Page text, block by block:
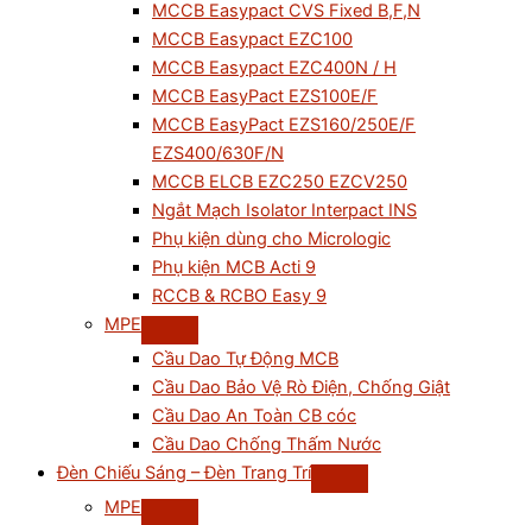
MCCB Easypact CVS Fixed B,F,N
MCCB Easypact EZC100
MCCB Easypact EZC400N / H
MCCB EasyPact EZS100E/F
MCCB EasyPact EZS160/250E/F
EZS400/630F/N
MCCB ELCB EZC250 EZCV250
Ngắt Mạch Isolator Interpact INS
Phụ kiện dùng cho Micrologic
Phụ kiện MCB Acti 9
RCCB & RCBO Easy 9
MPE
Cầu Dao Tự Động MCB
Cầu Dao Bảo Vệ Rò Điện, Chống Giật
Cầu Dao An Toàn CB cóc
Cầu Dao Chống Thấm Nước
Đèn Chiếu Sáng – Đèn Trang Trí
MPE